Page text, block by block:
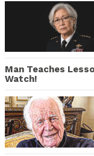
Man Teaches
Watch!